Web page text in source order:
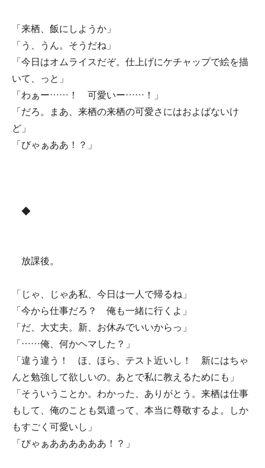
「来栖、飯にしようか」
「う、うん。そうだね」
「今日はオムライスだぞ。仕上げにケチャップで絵を描
いて、っと」
「わぁー……！ 可愛いー……！」
「だろ。まあ、来栖の来栖の可愛さにはおよばないけ
ど」
「びゃぁああ！？」
◆
放課後。
「じゃ、じゃあ私、今日は一人で帰るね」
「今から仕事だろ？ 俺も一緒に行くよ」
「だ、大丈夫。新、お休みでいいからっ」
「……俺、何かヘマした？」
「違う違う！ ほ、ほら、テスト近いし！ 新にはちゃ
んと勉強して欲しいの。あとで私に教えるためにも」
「そういうことか。わかった、ありがとう。来栖は仕事
もして、俺のことも気遣って、本当に尊敬するよ。しか
もすごく可愛いし」
「びゃぁああああああ！？」